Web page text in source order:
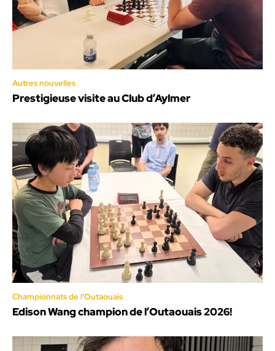
Autres nouvelles
Prestigieuse visite au Club d’Aylmer
Championnats de l'Outaouais
Edison Wang champion de l’Outaouais 2026!